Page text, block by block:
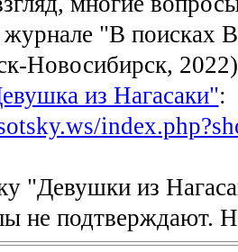
журнале "В
Новосибирск,
из Нагасаки":
"Девушки из
не подтверждают.